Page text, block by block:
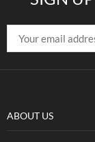
ABOUT US